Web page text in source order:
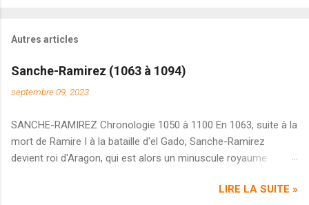
Autres articles
Sanche-Ramirez (1063 à 1094)
septembre 09, 2023
SANCHE-RAMIREZ Chronologie 1050 à 1100 En 1063, suite à la
mort de Ramire I à la bataille d'el Gado, Sanche-Ramirez
devient roi d'Aragon, qui est alors un minuscule royaume
concile tenu à Jaca en vue de réorganiser son diocèse. Peu
LIRE LA SUITE »